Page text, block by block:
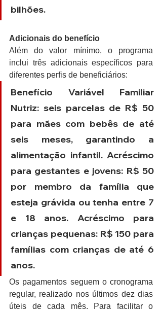
bilhões.
Adicionais do benefício
Além do valor mínimo, o programa
inclui três adicionais específicos para
diferentes perfis de beneficiários:
Benefício Variável Familiar
Nutriz: seis parcelas de R$ 50
para mães com bebês de até
seis meses, garantindo a
alimentação infantil. Acréscimo
para gestantes e jovens: R$ 50
por membro da família que
esteja grávida ou tenha entre 7
e 18 anos. Acréscimo para
crianças pequenas: R$ 150 para
famílias com crianças de até 6
anos.
Os pagamentos seguem o cronograma
regular, realizado nos últimos dez dias
úteis de cada mês. Para facilitar o